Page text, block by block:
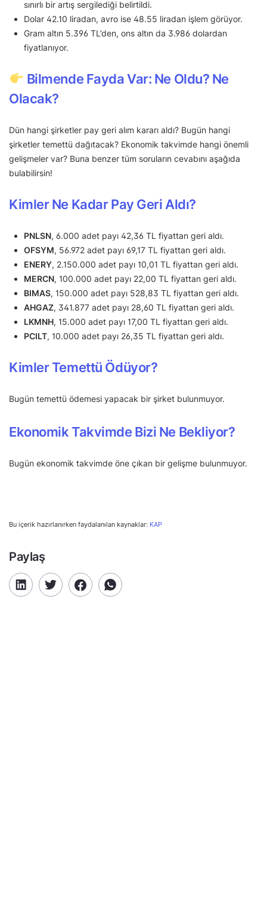
sınırlı bir artış sergilediği belirtildi.
Dolar 42.10 liradan, avro ise 48.55 liradan işlem görüyor.
Gram altın 5.396 TL’den, ons altın da 3.986 dolardan
fiyatlanıyor.
Bilmende Fayda Var: Ne Oldu? Ne
Olacak?
Dün hangi şirketler pay geri alım kararı aldı? Bugün hangi
şirketler temettü dağıtacak? Ekonomik takvimde hangi önemli
gelişmeler var? Buna benzer tüm soruların cevabını aşağıda
bulabilirsin!
Kimler Ne Kadar Pay Geri Aldı?
PNLSN, 6.000 adet payı 42,36 TL fiyattan geri aldı.
OFSYM, 56.972 adet payı 69,17 TL fiyattan geri aldı.
ENERY, 2.150.000 adet payı 10,01 TL fiyattan geri aldı.
MERCN, 100.000 adet payı 22,00 TL fiyattan geri aldı.
BIMAS, 150.000 adet payı 528,83 TL fiyattan geri aldı.
AHGAZ, 341.877 adet payı 28,60 TL fiyattan geri aldı.
LKMNH, 15.000 adet payı 17,00 TL fiyattan geri aldı.
PCILT, 10.000 adet payı 26,35 TL fiyattan geri aldı.
Kimler Temettü Ödüyor?
Bugün temettü ödemesi yapacak bir şirket bulunmuyor.
Ekonomik Takvimde Bizi Ne Bekliyor?
Bugün ekonomik takvimde öne çıkan bir gelişme bulunmuyor.
Bu içerik hazırlanırken faydalanılan kaynaklar: KAP
Paylaş